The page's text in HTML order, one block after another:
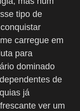
tipo de
carregue em
para
dominado
de
já
ver um